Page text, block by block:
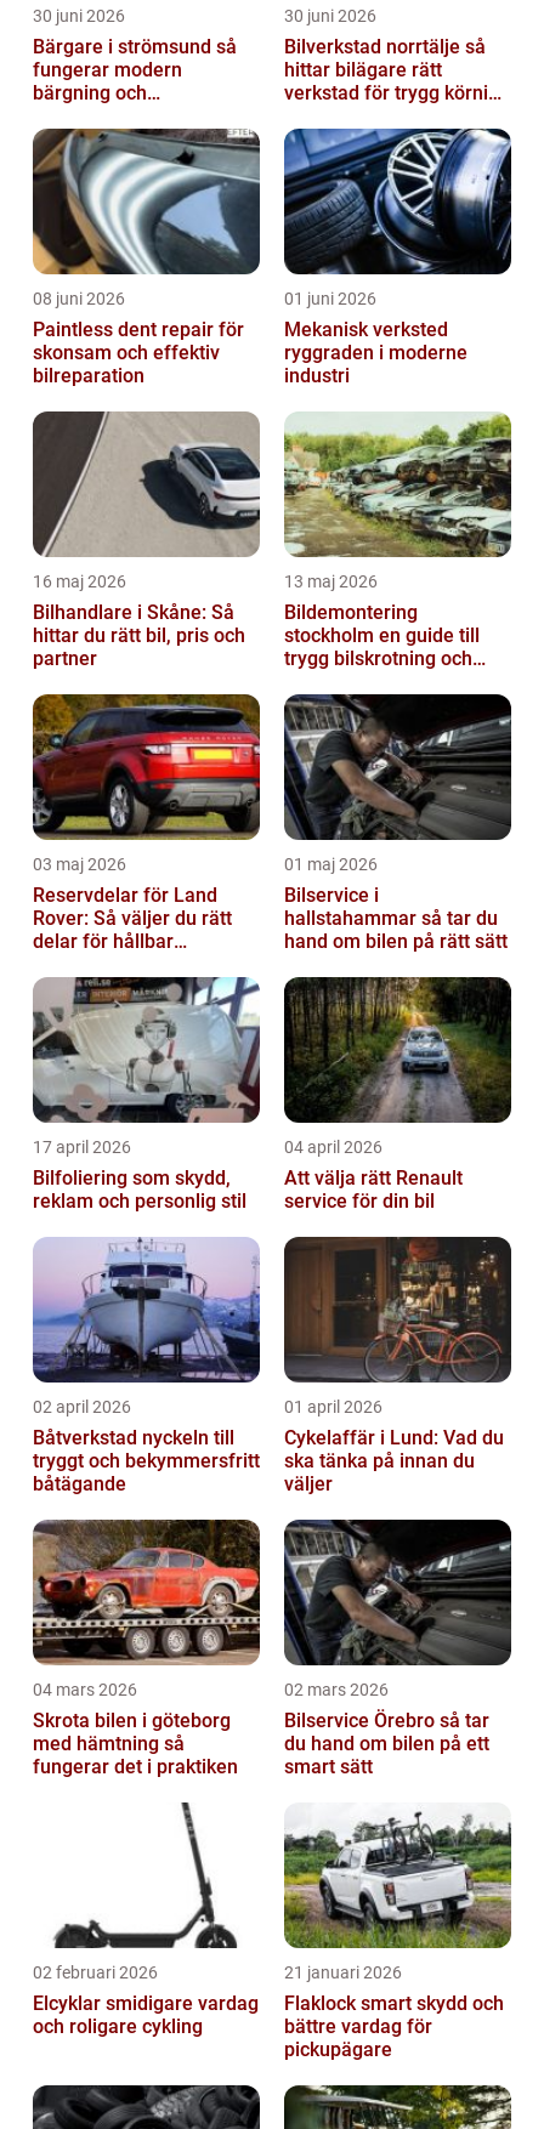
30 juni 2026
Bärgare i strömsund så
fungerar modern
bärgning och
30 juni 2026
Bilverkstad norrtälje så
hittar bilägare rätt
verkstad för trygg körning
08 juni 2026
Paintless dent repair för
skonsam och effektiv
bilreparation
01 juni 2026
Mekanisk verksted
ryggraden i moderne
industri
16 maj 2026
Bilhandlare i Skåne: Så
hittar du rätt bil, pris och
partner
13 maj 2026
Bildemontering
stockholm en guide till
trygg bilskrotning och
03 maj 2026
Reservdelar för Land
Rover: Så väljer du rätt
delar för hållbar
01 maj 2026
Bilservice i
hallstahammar så tar du
hand om bilen på rätt sätt
17 april 2026
Bilfoliering som skydd,
reklam och personlig stil
04 april 2026
Att välja rätt Renault
service för din bil
02 april 2026
Båtverkstad nyckeln till
tryggt och bekymmersfritt
båtägande
01 april 2026
Cykelaffär i Lund: Vad du
ska tänka på innan du
väljer
04 mars 2026
Skrota bilen i göteborg
med hämtning så
fungerar det i praktiken
02 mars 2026
Bilservice Örebro så tar
du hand om bilen på ett
smart sätt
02 februari 2026
Elcyklar smidigare vardag
och roligare cykling
21 januari 2026
Flaklock smart skydd och
bättre vardag för
pickupägare